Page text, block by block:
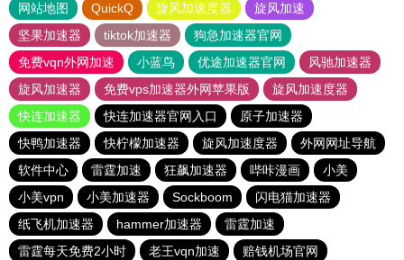
网站地图 QuickQ 旋风加速度器
旋风加速
坚果加速器
tiktok加速器
狗急加速器官网
免费vqn外网加速
小蓝鸟 优途加速器官网
风驰加速器
旋风加速器
免费vps加速器外网苹果版
旋风加速度器
快连加速器
快连加速器官网入口
原子加速器
快鸭加速器
快柠檬加速器 旋风加速度器
外网网址导航
软件中心
雷霆加速 狂飙加速器 哔咔漫画
小美
小美vpn
小美加速器 Sockboom
闪电猫加速器
纸飞机加速器
hammer加速器
雷霆加速
雷霆每天免费2小时
老王vqn加速
赔钱机场官网